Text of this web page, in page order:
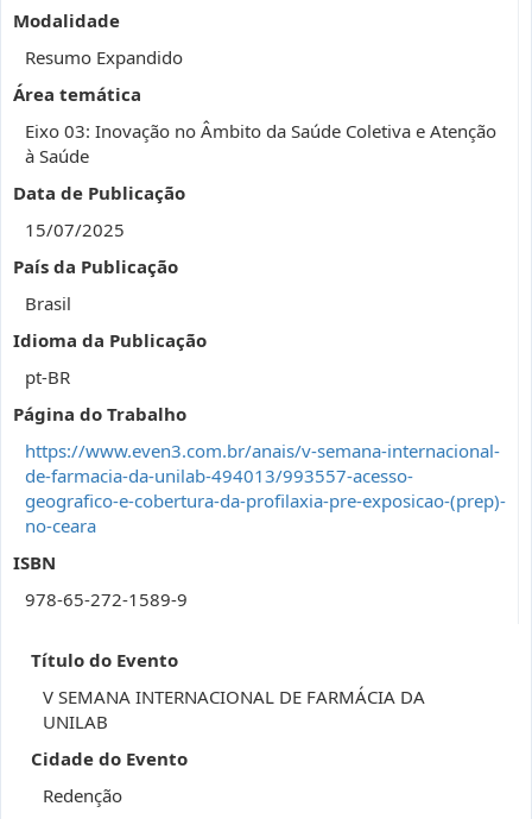
Modalidade
Resumo Expandido
Área temática
Eixo 03: Inovação no Âmbito da Saúde Coletiva e Atenção
à Saúde
Data de Publicação
15/07/2025
País da Publicação
Brasil
Idioma da Publicação
pt-BR
Página do Trabalho
https://www.even3.com.br/anais/v-semana-internacional-
de-farmacia-da-unilab-494013/993557-acesso-
geografico-e-cobertura-da-profilaxia-pre-exposicao-(prep)-
no-ceara
ISBN
978-65-272-1589-9
Título do Evento
V SEMANA INTERNACIONAL DE FARMÁCIA DA
UNILAB
Cidade do Evento
Redenção